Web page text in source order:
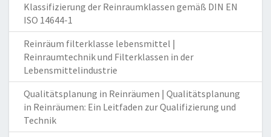
Klassifizierung der Reinraumklassen gemäß DIN EN
ISO 14644-1
Reinräum filterklasse lebensmittel |
Reinraumtechnik und Filterklassen in der
Lebensmittelindustrie
Qualitätsplanung in Reinräumen | Qualitätsplanung
in Reinräumen: Ein Leitfaden zur Qualifizierung und
Technik